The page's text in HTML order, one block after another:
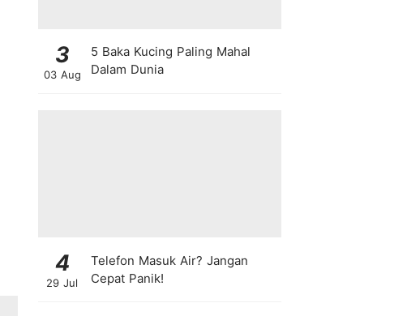
3
03 Aug
5 Baka Kucing Paling Mahal
Dalam Dunia
4
29 Jul
Telefon Masuk Air? Jangan
Cepat Panik!